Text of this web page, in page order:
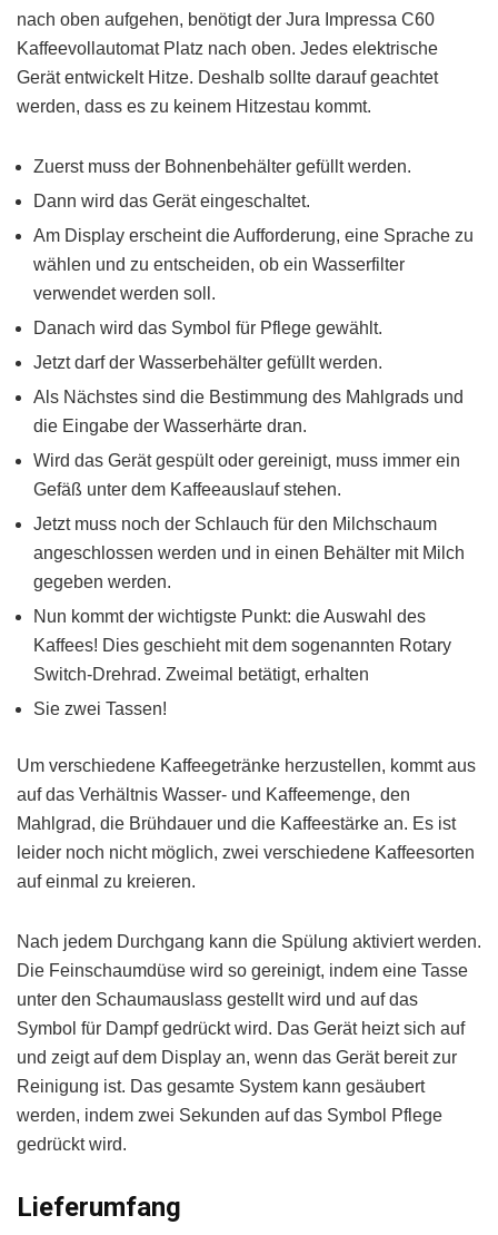
nach oben aufgehen, benötigt der Jura Impressa C60
Kaffeevollautomat Platz nach oben. Jedes elektrische
Gerät entwickelt Hitze. Deshalb sollte darauf geachtet
werden, dass es zu keinem Hitzestau kommt.
Zuerst muss der Bohnenbehälter gefüllt werden.
Dann wird das Gerät eingeschaltet.
Am Display erscheint die Aufforderung, eine Sprache zu
wählen und zu entscheiden, ob ein Wasserfilter
verwendet werden soll.
Danach wird das Symbol für Pflege gewählt.
Jetzt darf der Wasserbehälter gefüllt werden.
Als Nächstes sind die Bestimmung des Mahlgrads und
die Eingabe der Wasserhärte dran.
Wird das Gerät gespült oder gereinigt, muss immer ein
Gefäß unter dem Kaffeeauslauf stehen.
Jetzt muss noch der Schlauch für den Milchschaum
angeschlossen werden und in einen Behälter mit Milch
gegeben werden.
Nun kommt der wichtigste Punkt: die Auswahl des
Kaffees! Dies geschieht mit dem sogenannten Rotary
Switch-Drehrad. Zweimal betätigt, erhalten
Sie zwei Tassen!
Um verschiedene Kaffeegetränke herzustellen, kommt aus
auf das Verhältnis Wasser- und Kaffeemenge, den
Mahlgrad, die Brühdauer und die Kaffeestärke an. Es ist
leider noch nicht möglich, zwei verschiedene Kaffeesorten
auf einmal zu kreieren.
Nach jedem Durchgang kann die Spülung aktiviert werden.
Die Feinschaumdüse wird so gereinigt, indem eine Tasse
unter den Schaumauslass gestellt wird und auf das
Symbol für Dampf gedrückt wird. Das Gerät heizt sich auf
und zeigt auf dem Display an, wenn das Gerät bereit zur
Reinigung ist. Das gesamte System kann gesäubert
werden, indem zwei Sekunden auf das Symbol Pflege
gedrückt wird.
Lieferumfang